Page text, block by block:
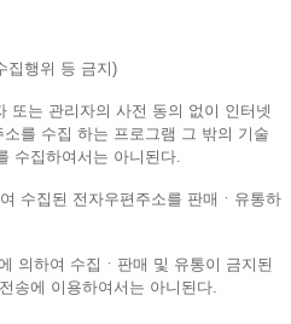
집행위 등 금지)
또는 관리자의 사전 동의 없이 인터넷
를 수집 하는 프로그램 그 밖의 기술
수집하여서는 아니된다.
수집된 전자우편주소를 판매ㆍ유통하
의하여 수집ㆍ판매 및 유통이 금지된
송에 이용하여서는 아니된다.